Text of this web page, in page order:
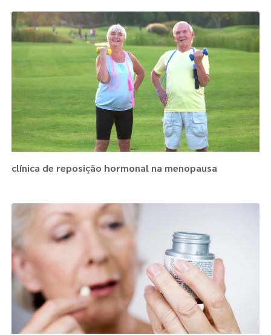
clínica de reposição hormonal na menopausa